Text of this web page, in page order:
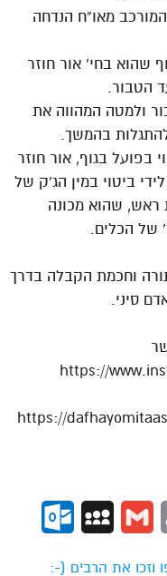
מאו”ח הנדחה
שהוא בחי’ אור חוזר
הטבור.
ולמטה המהווה את
בהמשך.
בפועל בגוף, אור חוזר
ביטוי במין הג’ק של
ראש, שהוא מכונה
של הכלים.
וחכמת הקבלה בדרך
סיני.
https://
Copy
Gmail
MySpace
וזכו את הרבים (-: